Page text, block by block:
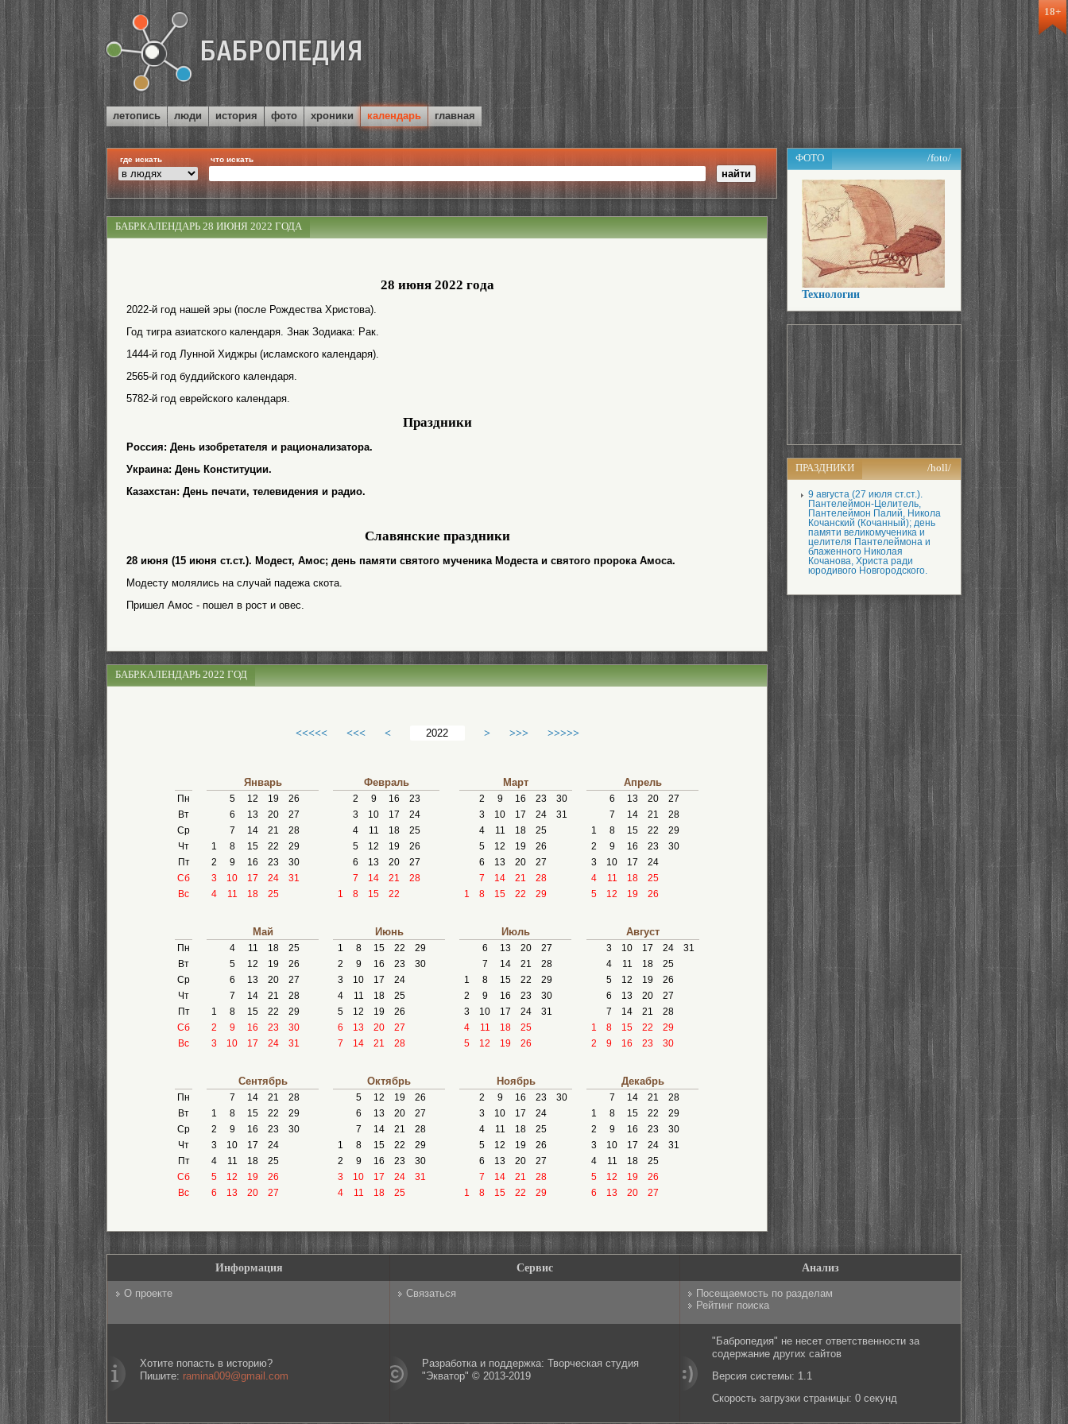
18+
летопись люди история фото хроники календарь главная
где искать что искать ФОТО /foto/
Технологии
ПРАЗДНИКИ /holl/
9 августа (27 июля ст.ст.).
Пантелеймон-Целитель,
Пантелеймон Палий, Никола
Кочанский (Кочанный); день
памяти великомученика и
целителя Пантелеймона и
блаженного Николая
Кочанова, Христа ради
юродивого Новгородского.
БАБР.КАЛЕНДАРЬ 28 ИЮНЯ 2022 ГОДА
28 июня 2022 года
2022-й год нашей эры (после Рождества Христова).
Год тигра азиатского календаря. Знак Зодиака: Рак.
1444-й год Лунной Хиджры (исламского календаря).
2565-й год буддийского календаря.
5782-й год еврейского календаря.
Праздники
Россия: День изобретателя и рационализатора.
Украина: День Конституции.
Казахстан: День печати, телевидения и радио.
Славянские праздники
28 июня (15 июня ст.ст.). Модест, Амос; день памяти святого мученика Модеста и святого пророка Амоса.
Модесту молялись на случай падежа скота.
Пришел Амос - пошел в рост и овес.
БАБР.КАЛЕНДАРЬ 2022 ГОД
<<<<< <<< < > >>> >>>>>
Пн
Вт
Ср
Чт
Пт
Сб
Вс
Январь
5 12 19
26
6
13 20
27
7
14 21
28
1
8 15 22
29
2
9 16 23
30
3
10 17 24
31
4
11 18 25
Февраль
2 9 16
23
3
10 17
24
4
11 18
25
5
12 19
26
6
13 20
27
7
14 21
28
1
8 15 22
Март
2 9 16 23
30
3
10 17 24
31
4
11 18
25
5
12 19
26
6
13 20
27
7
14 21
28
1
8 15 22 29
Апрель
6 13 20
27
7
14 21
28
1
8 15 22
29
2
9 16 23
30
3
10 17
24
4
11 18
25
5
12 19 26
Пн
Вт
Ср
Чт
Пт
Сб
Вс
Май
4 11 18
25
5
12 19
26
6
13 20
27
7
14 21
28
1
8 15 22
29
2
9 16 23
30
3
10 17 24 31
Июнь
1 8 15 22
29
2
9 16 23
30
3
10 17
24
4
11 18
25
5
12 19
26
6
13 20
27
7
14 21 28
Июль
6 13 20
27
7
14 21
28
1
8 15 22
29
2
9 16 23
30
3
10 17 24
31
4
11 18
25
5
12 19 26
Август
3 10 17 24
31
4
11 18
25
5
12 19
26
6
13 20
27
7
14 21
28
1
8 15 22
29
2
9 16 23 30
Пн
Вт
Ср
Чт
Пт
Сб
Вс
Сентябрь
7 14 21
28
1
8 15 22
29
2
9 16 23
30
3
10 17
24
4
11 18
25
5
12 19
26
6
13 20 27
Октябрь
5 12 19
26
6
13 20
27
7
14 21
28
1
8 15 22
29
2
9 16 23
30
3
10 17 24
31
4
11 18 25
Ноябрь
2 9 16 23
30
3
10 17
24
4
11 18
25
5
12 19
26
6
13 20
27
7
14 21
28
1
8 15 22 29
Декабрь
7 14 21
28
1
8 15 22
29
2
9 16 23
30
3
10 17 24
31
4
11 18
25
5
12 19
26
6
13 20 27
Информация Сервис Анализ
О проекте Связаться
Посещаемость по разделам
Рейтинг поиска
Хотите попасть в историю?
Пишите: ramina009@gmail.com
Разработка и поддержка: Творческая студия
"Экватор" © 2013-2019
"Бабропедия" не несет ответственности за
содержание других сайтов
Версия системы: 1.1
Скорость загрузки страницы: 0 секунд